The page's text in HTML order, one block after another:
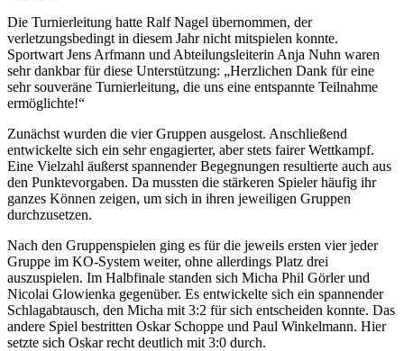
Die Turnierleitung hatte Ralf Nagel übernommen, der
verletzungsbedingt in diesem Jahr nicht mitspielen konnte.
Sportwart Jens Arfmann und Abteilungsleiterin Anja Nuhn waren
sehr dankbar für diese Unterstützung: „Herzlichen Dank für eine
sehr souveräne Turnierleitung, die uns eine entspannte Teilnahme
ermöglichte!“
Zunächst wurden die vier Gruppen ausgelost. Anschließend
entwickelte sich ein sehr engagierter, aber stets fairer Wettkampf.
Eine Vielzahl äußerst spannender Begegnungen resultierte auch aus
den Punktevorgaben. Da mussten die stärkeren Spieler häufig ihr
ganzes Können zeigen, um sich in ihren jeweiligen Gruppen
durchzusetzen.
Nach den Gruppenspielen ging es für die jeweils ersten vier jeder
Gruppe im KO-System weiter, ohne allerdings Platz drei
auszuspielen. Im Halbfinale standen sich Micha Phil Görler und
Nicolai Glowienka gegenüber. Es entwickelte sich ein spannender
Schlagabtausch, den Micha mit 3:2 für sich entscheiden konnte. Das
andere Spiel bestritten Oskar Schoppe und Paul Winkelmann. Hier
setzte sich Oskar recht deutlich mit 3:0 durch.